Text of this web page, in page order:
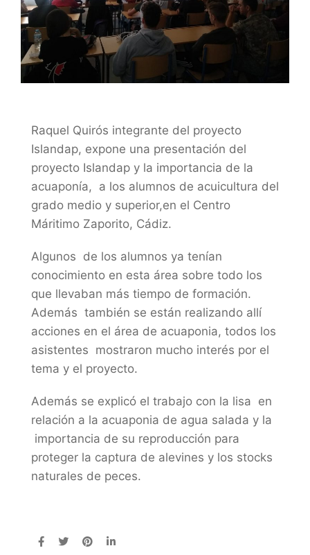
Raquel Quirós integrante del proyecto
Islandap, expone una presentación del
proyecto Islandap y la importancia de la
acuaponía, a los alumnos de acuicultura del
grado medio y superior,en el Centro
Máritimo Zaporito, Cádiz.
Algunos de los alumnos ya tenían
conocimiento en esta área sobre todo los
que llevaban más tiempo de formación.
Además también se están realizando allí
acciones en el área de acuaponia, todos los
asistentes mostraron mucho interés por el
tema y el proyecto.
Además se explicó el trabajo con la lisa en
relación a la acuaponia de agua salada y la
importancia de su reproducción para
proteger la captura de alevines y los stocks
naturales de peces.